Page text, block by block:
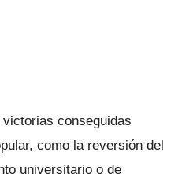
conseguidas
como la reversión del
universitario o de